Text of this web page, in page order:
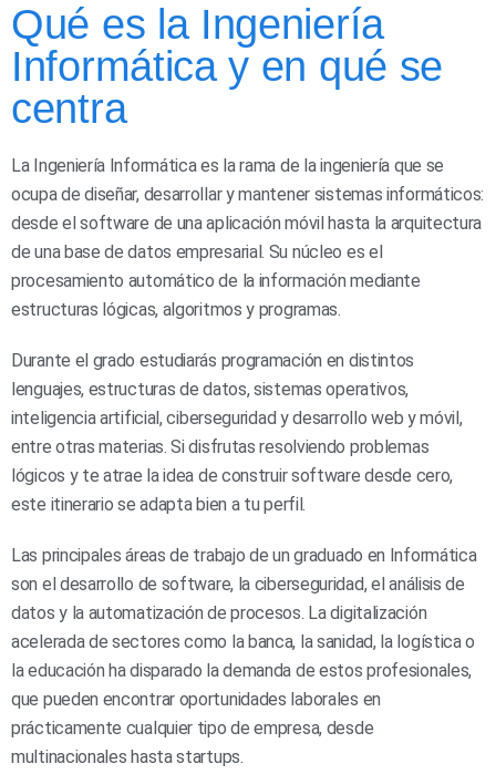
Qué es la Ingeniería
Informática y en qué se
centra
La Ingeniería Informática es la rama de la ingeniería que se
ocupa de diseñar, desarrollar y mantener sistemas informáticos:
desde el software de una aplicación móvil hasta la arquitectura
de una base de datos empresarial. Su núcleo es el
procesamiento automático de la información mediante
estructuras lógicas, algoritmos y programas.
Durante el grado estudiarás programación en distintos
lenguajes, estructuras de datos, sistemas operativos,
inteligencia artificial, ciberseguridad y desarrollo web y móvil,
entre otras materias. Si disfrutas resolviendo problemas
lógicos y te atrae la idea de construir software desde cero,
este itinerario se adapta bien a tu perfil.
Las principales áreas de trabajo de un graduado en Informática
son el desarrollo de software, la ciberseguridad, el análisis de
datos y la automatización de procesos. La digitalización
acelerada de sectores como la banca, la sanidad, la logística o
la educación ha disparado la demanda de estos profesionales,
que pueden encontrar oportunidades laborales en
prácticamente cualquier tipo de empresa, desde
multinacionales hasta startups.